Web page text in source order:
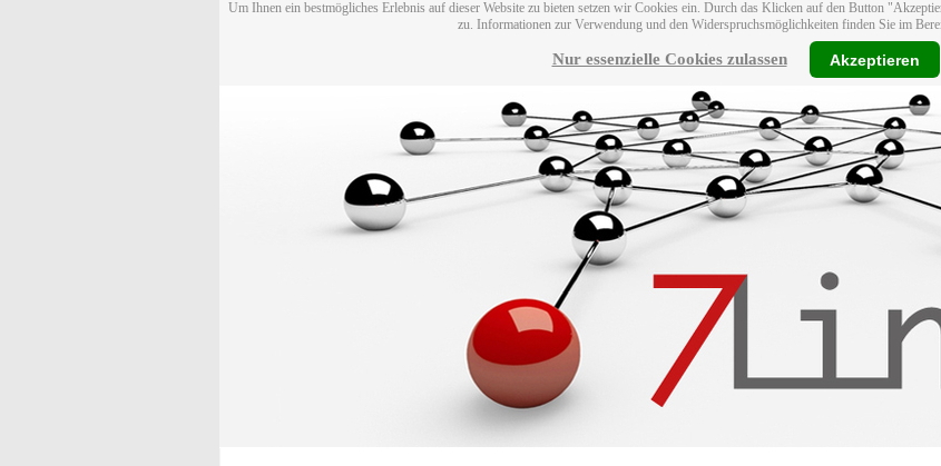
Um Ihnen ein bestmögliches Erlebnis auf dieser Website zu bieten setzen wir Cookies ein. Durch das Klicken auf den Button
zu. Informationen zur Verwendung und den Widerspruchsmöglichkeiten finden Sie im
Nur essenzielle Cookies zulassen Akzeptieren